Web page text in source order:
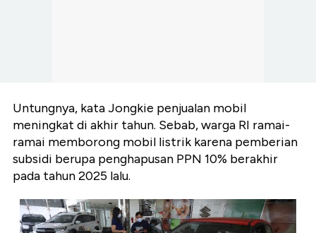
Untungnya, kata Jongkie penjualan mobil
meningkat di akhir tahun. Sebab, warga RI ramai-
ramai memborong mobil listrik karena pemberian
subsidi berupa penghapusan PPN 10% berakhir
pada tahun 2025 lalu.